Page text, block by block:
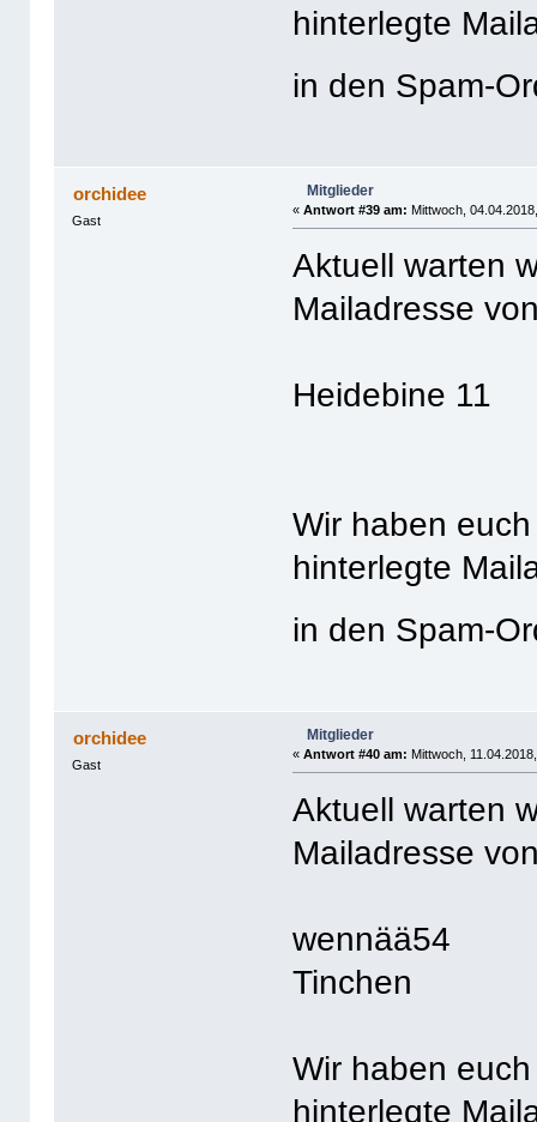
hinterlegte
in den Spam-
orchidee
Gast
Mitglieder
«Antwort #39 am: Mittwoch,
Aktuell warten
Mailadresse
Heidebine 11
Wir haben
hinterlegte
in den Spam-
orchidee
Gast
Mitglieder
«Antwort #40 am: Mittwoch,
Aktuell warten
Mailadresse
wennää54
Tinchen
Wir haben
hinterlegte